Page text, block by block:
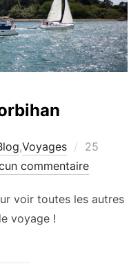
,Voyages
Publié
le
25
commentaire
voir toutes les autres
voyage !